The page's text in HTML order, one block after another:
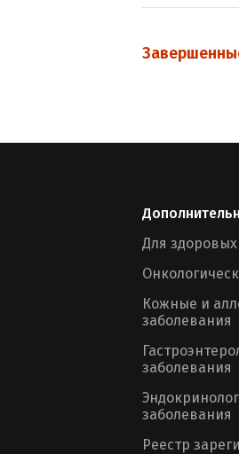
Для
Кожные и
заболевания
заболевания
заболевания
Реестр